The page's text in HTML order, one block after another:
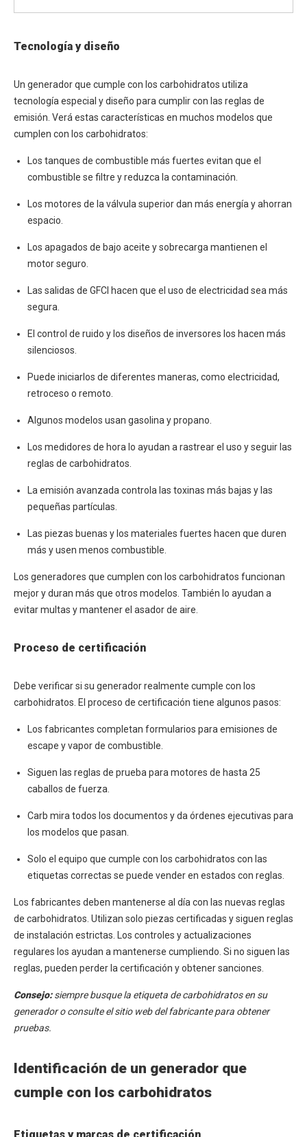
Tecnología y diseño
Un generador que cumple con los carbohidratos utiliza
tecnología especial y diseño para cumplir con las reglas de
emisión. Verá estas características en muchos modelos que
cumplen con los carbohidratos:
Los tanques de combustible más fuertes evitan que el
combustible se filtre y reduzca la contaminación.
Los motores de la válvula superior dan más energía y ahorran
espacio.
Los apagados de bajo aceite y sobrecarga mantienen el
motor seguro.
Las salidas de GFCI hacen que el uso de electricidad sea más
segura.
El control de ruido y los diseños de inversores los hacen más
silenciosos.
Puede iniciarlos de diferentes maneras, como electricidad,
retroceso o remoto.
Algunos modelos usan gasolina y propano.
Los medidores de hora lo ayudan a rastrear el uso y seguir las
reglas de carbohidratos.
La emisión avanzada controla las toxinas más bajas y las
pequeñas partículas.
Las piezas buenas y los materiales fuertes hacen que duren
más y usen menos combustible.
Los generadores que cumplen con los carbohidratos funcionan
mejor y duran más que otros modelos. También lo ayudan a
evitar multas y mantener el asador de aire.
Proceso de certificación
Debe verificar si su generador realmente cumple con los
carbohidratos. El proceso de certificación tiene algunos pasos:
Los fabricantes completan formularios para emisiones de
escape y vapor de combustible.
Siguen las reglas de prueba para motores de hasta 25
caballos de fuerza.
Carb mira todos los documentos y da órdenes ejecutivas para
los modelos que pasan.
Solo el equipo que cumple con los carbohidratos con las
etiquetas correctas se puede vender en estados con reglas.
Los fabricantes deben mantenerse al día con las nuevas reglas
de carbohidratos. Utilizan solo piezas certificadas y siguen reglas
de instalación estrictas. Los controles y actualizaciones
regulares los ayudan a mantenerse cumpliendo. Si no siguen las
reglas, pueden perder la certificación y obtener sanciones.
Consejo:siempre busque la etiqueta de carbohidratos en su
generador o consulte el sitio web del fabricante para obtener
pruebas.
Identificación de un generador que
cumple con los carbohidratos
Etiquetas y marcas de certificación